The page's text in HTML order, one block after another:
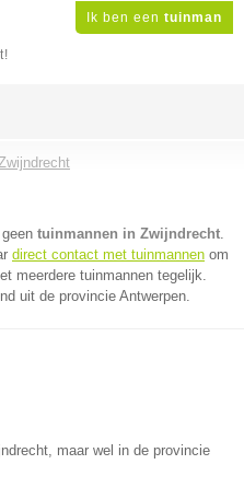
Ik ben een tuinman
tuinmannen in Zwijndrecht.
direct contact met tuinmannen om
meerdere tuinmannen tegelijk.
uit de provincie Antwerpen.
maar wel in de provincie